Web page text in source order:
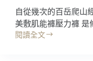
自從幾次的百岳爬山
美敷肌能褲壓力褲
閱讀全文
開